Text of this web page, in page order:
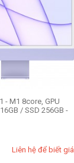
- M1 8core, GPU
/ SSD 256GB -
Liên hệ để biết giá